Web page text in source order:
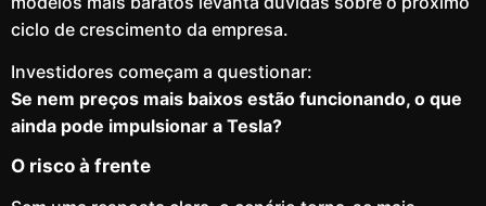
ciclo de crescimento da empresa.
Investidores começam a questionar:
Se nem preços mais baixos estão funcionando, o que
ainda pode impulsionar a Tesla?
O risco à frente